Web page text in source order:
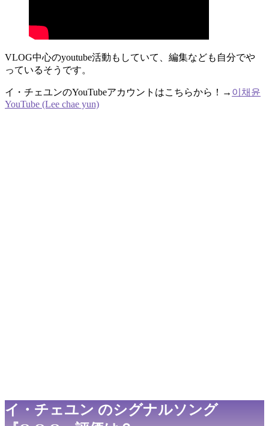
VLOG中心のyoutube活動もしていて、編集なども自分でや
っているそうです。
イ・チェユンのYouTubeアカウントはこちらから！→ 이채윤
YouTube (Lee chae yun)
イ・チェユン のシグナルソング